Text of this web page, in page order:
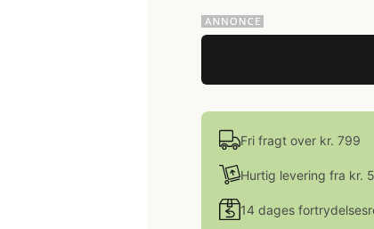
Fri fragt over kr. 799
Hurtig levering fra kr.
14 dages